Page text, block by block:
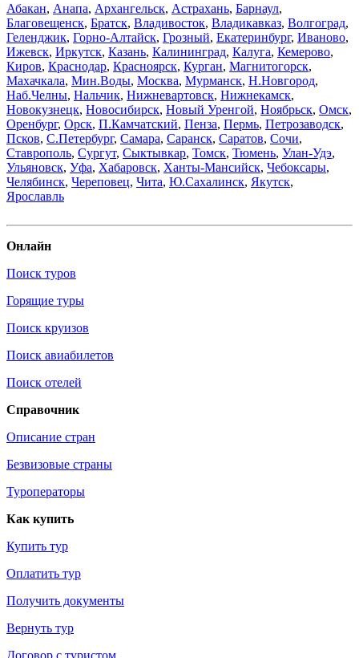
Абакан, Анапа, Архангельск, Астрахань, Барнаул,
Благовещенск, Братск, Владивосток, Владикавказ, Волгоград,
Геленджик, Горно-Алтайск, Грозный, Екатеринбург, Иваново,
Ижевск, Иркутск, Казань, Калининград, Калуга, Кемерово,
Киров, Краснодар, Красноярск, Курган, Магнитогорск,
Махачкала, Мин.Воды, Москва, Мурманск, Н.Новгород,
Наб.Челны, Нальчик, Нижневартовск, Нижнекамск,
Новокузнецк, Новосибирск, Новый Уренгой, Ноябрьск, Омск,
Оренбург, Орск, П.Камчатский, Пенза, Пермь, Петрозаводск,
Псков, С.Петербург, Самара, Саранск, Саратов, Сочи,
Ставрополь, Сургут, Сыктывкар, Томск, Тюмень, Улан-Удэ,
Ульяновск, Уфа, Хабаровск, Ханты-Мансийск, Чебоксары,
Челябинск, Череповец, Чита, Ю.Сахалинск, Якутск,
Ярославль
Онлайн
Поиск туров
Горящие туры
Поиск круизов
Поиск авиабилетов
Поиск отелей
Справочник
Описание стран
Безвизовые страны
Туроператоры
Как купить
Купить тур
Оплатить тур
Получить документы
Вернуть тур
Договор с туристом